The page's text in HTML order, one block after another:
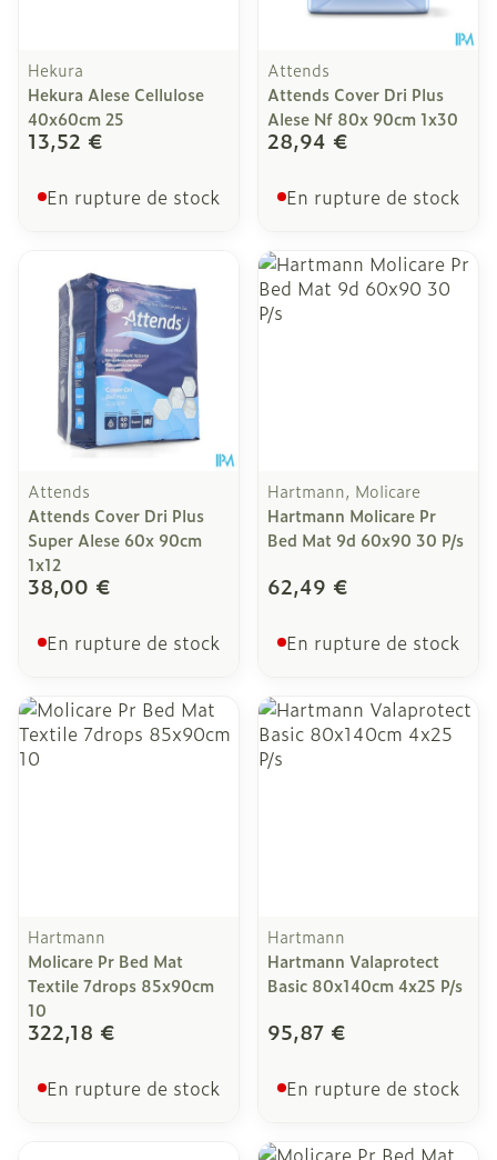
Hekura
Hekura Alese Cellulose
40x60cm 25
13,52 €
En rupture de stock
Attends
Attends Cover Dri Plus
Alese Nf 80x 90cm 1x30
28,94 €
En rupture de stock
Attends
Attends Cover Dri Plus
Super Alese 60x 90cm
1x12
38,00 €
En rupture de stock
Hartmann, Molicare
Hartmann Molicare Pr
Bed Mat 9d 60x90 30 P/s
62,49 €
En rupture de stock
Hartmann
Molicare Pr Bed Mat
Textile 7drops 85x90cm
10
322,18 €
En rupture de stock
Hartmann
Hartmann Valaprotect
Basic 80x140cm 4x25 P/s
95,87 €
En rupture de stock